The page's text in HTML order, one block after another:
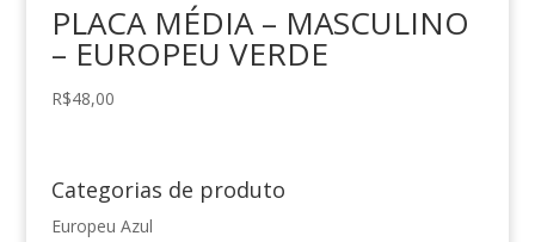
PLACA MÉDIA – MASCULINO
– EUROPEU VERDE
R$48,00
Categorias de produto
Europeu Azul